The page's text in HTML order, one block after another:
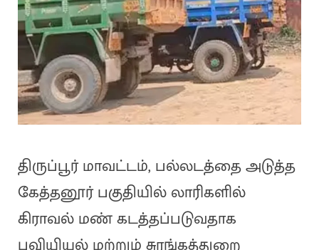
திருப்பூர் மாவட்டம், பல்லடத்தை அடுத்த
கேத்தனூர் பகுதியில் லாரிகளில்
கிராவல் மண் கடத்தப்படுவதாக